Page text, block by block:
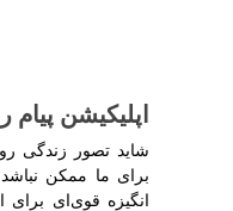
اپلیکیشن
شاید تصور زندگی
برای ما ممکن نباشد.
انگیزه قوی‌ای برای